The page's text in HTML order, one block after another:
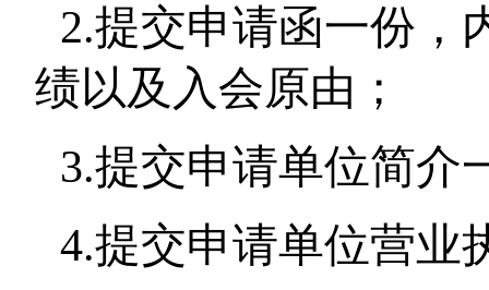
2.提交申请函一份，
绩以及入会原由；
3.提交申请单位简介
4.提交申请单位营业